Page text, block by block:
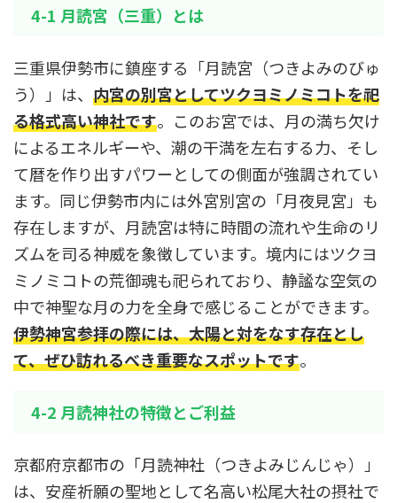
4-1 月読宮（三重）とは
三重県伊勢市に鎮座する「月読宮（つきよみのびゅ
う）」は、 内宮の別宮としてツクヨミノミコトを祀
る格式高い神社です。このお宮では、月の満ち欠け
によるエネルギーや、潮の干満を左右する力、そし
て暦を作り出すパワーとしての側面が強調されてい
ます。同じ伊勢市内には外宮別宮の「月夜見宮」も
存在しますが、月読宮は特に時間の流れや生命のリ
ズムを司る神威を象徴しています。境内にはツクヨ
ミノミコトの荒御魂も祀られており、静謐な空気の
中で神聖な月の力を全身で感じることができます。
伊勢神宮参拝の際には、太陽と対をなす存在とし
て、ぜひ訪れるべき重要なスポットです。
4-2 月読神社の特徴とご利益
京都府京都市の「月読神社（つきよみじんじゃ）」
は、安産祈願の聖地として名高い松尾大社の摂社で